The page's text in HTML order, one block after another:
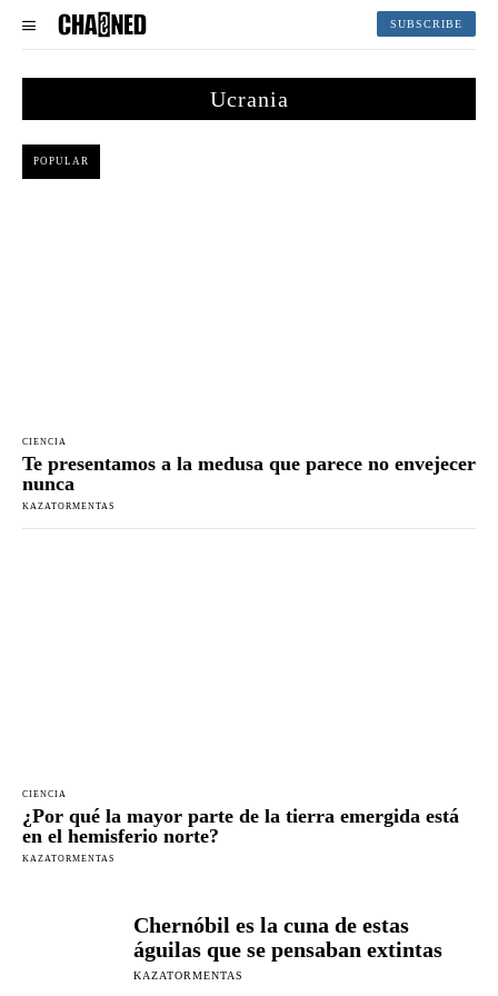
SUBSCRIBE
Ucrania
POPULAR
CIENCIA
Te presentamos a la medusa que parece no envejecer
nunca
KAZATORMENTAS
CIENCIA
¿Por qué la mayor parte de la tierra emergida está
en el hemisferio norte?
KAZATORMENTAS
Chernóbil es la cuna de estas
águilas que se pensaban extintas
KAZATORMENTAS